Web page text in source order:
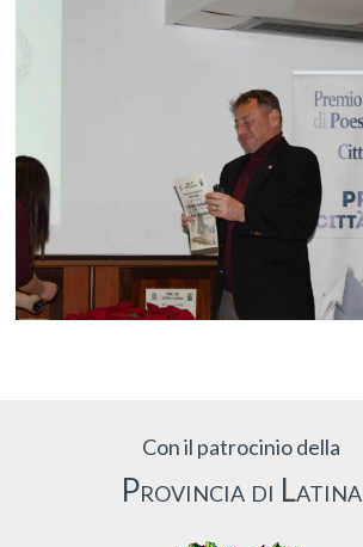
Con il patrocinio della
Provincia di Latina